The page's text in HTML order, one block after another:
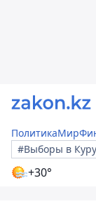
ПолитикаМир
#Выборы в
+30°